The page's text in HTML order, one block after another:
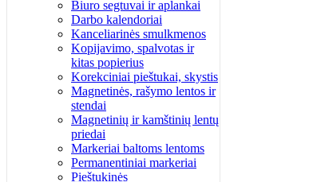
Biuro segtuvai ir aplankai
Darbo kalendoriai
Kanceliarinės smulkmenos
Kopijavimo, spalvotas ir
kitas popierius
Korekciniai pieštukai, skystis
Magnetinės, rašymo lentos ir
stendai
Magnetinių ir kamštinių lentų
priedai
Markeriai baltoms lentoms
Permanentiniai markeriai
Pieštukinės